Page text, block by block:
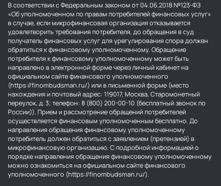
В соответствии с Федеральным законом от 04.06.2018 №123-ФЗ
«Об уполномоченном по правам потребителей финансовых услуг»
в случае, если микрофинансовая организация отказывается
удовлетворить требования потребителя, до обращения в суд
получатель финансовых услуг для урегулирования спора должен
обратиться к финансовому уполномоченному. Обращение
потребителя к финансовому уполномоченному может быть
направлено в электронной форме через личный кабинет на
официальном сайте финансового уполномоченного
(https://finombudsman.ru/) или в письменной форме (место
нахождения и почтовый адрес: 119017, Москва, Старомонетный
переулок, д. 3; телефон: 8 (800) 200-00-10 (бесплатный звонок по
России)). Прием и рассмотрение обращений потребителей
осуществляется финансовым уполномоченным бесплатно. До
направления обращения финансовому уполномоченному
потребитель должен обратиться с заявлением (претензией) в
микрофинансовую организацию. С подробной информацией о
порядке направления обращения финансовому уполномоченному
можно ознакомиться на официальном сайте финансового
уполномоченного (https://finombudsman.ru/).